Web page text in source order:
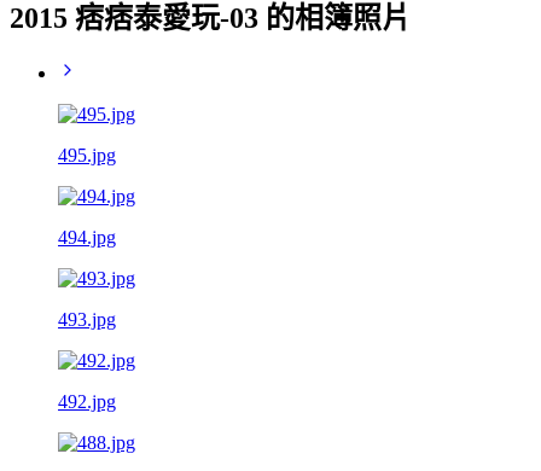
2015 痞痞泰愛玩-03 的相簿照片
495.jpg
494.jpg
493.jpg
492.jpg